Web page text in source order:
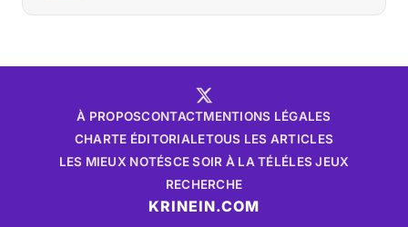
À PROPOSCONTACTMENTIONS LÉGALES
CHARTE ÉDITORIALETOUS LES ARTICLES
LES MIEUX NOTÉSCE SOIR À LA TÉLÉLES JEUX
RECHERCHE
KRINEIN.COM